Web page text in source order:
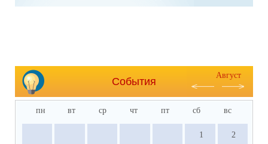
События
Август
пн вт ср чт пт сб вс
1 2